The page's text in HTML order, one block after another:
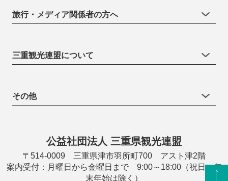
旅行・メディア関係者の方へ
三重観光連盟について
その他
公益社団法人 三重県観光連盟
〒514-0009 三重県津市羽所町700 アスト津2階
案内受付：月曜日から金曜日まで 9:00～18:00（祝日・年
末年始は除く）